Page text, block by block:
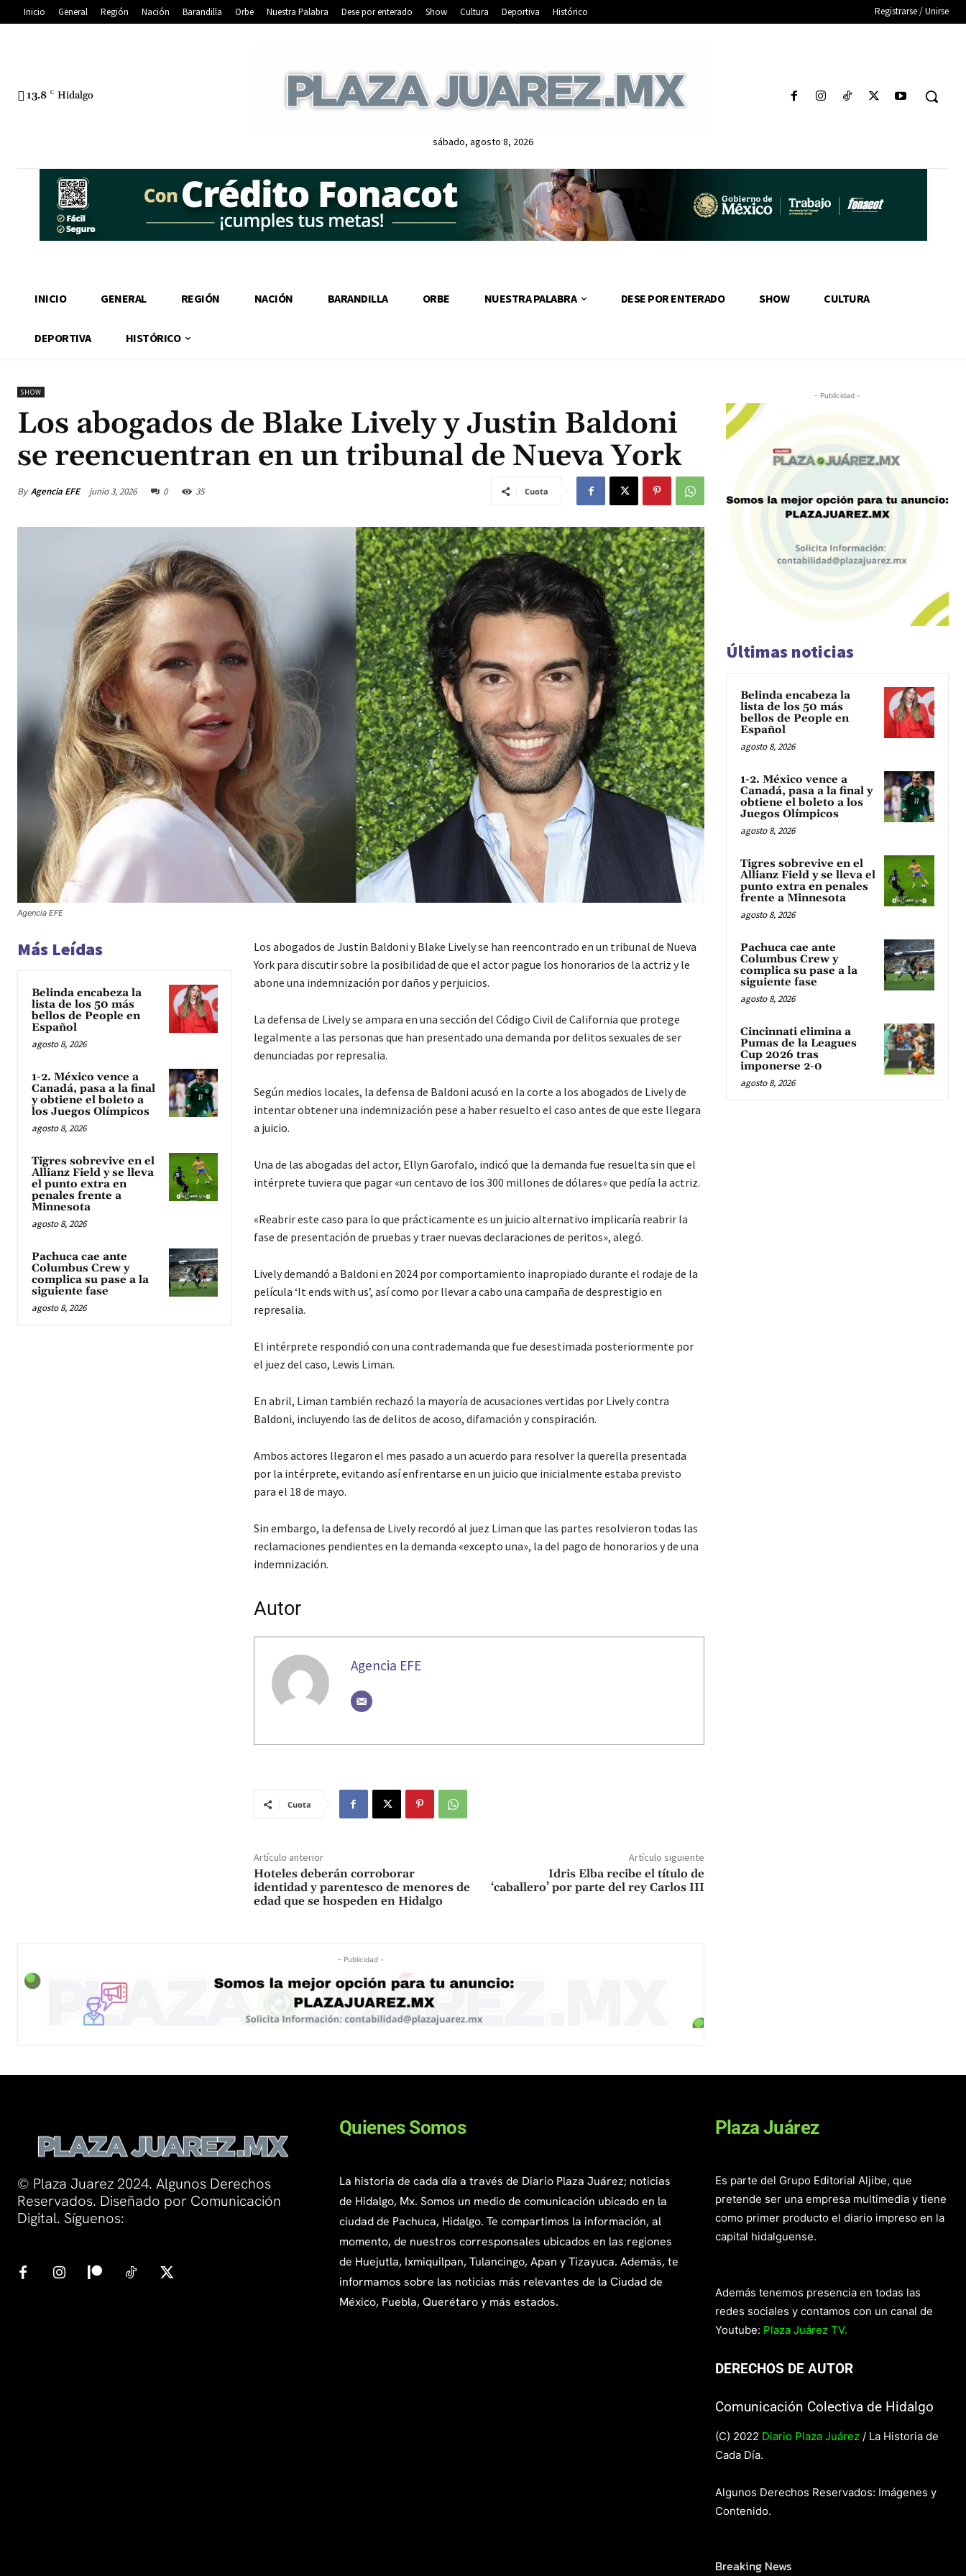
Inicio General Región Nación Barandilla Orbe Nuestra Palabra Dese por enterado Show Cultura Deportiva Histórico Registrarse / Unirse
13.8 C Hidalgo
sábado, agosto 8, 2026
INICIO GENERAL REGIÓN NACIÓN BARANDILLA ORBE NUESTRA PALABRA DESE POR ENTERADO SHOW CULTURA
DEPORTIVA HISTÓRICO
SHOW
Los abogados de Blake Lively y Justin Baldoni
se reencuentran en un tribunal de Nueva York
By Agencia EFE junio 3, 2026 0 35 Cuota
Agencia EFE
Más Leídas
Belinda encabeza la
lista de los 50 más
bellos de People en
Español
agosto 8, 2026
1-2. México vence a
Canadá, pasa a la final
y obtiene el boleto a
los Juegos Olímpicos
agosto 8, 2026
Tigres sobrevive en el
Allianz Field y se lleva
el punto extra en
penales frente a
Minnesota
agosto 8, 2026
Pachuca cae ante
Columbus Crew y
complica su pase a la
siguiente fase
agosto 8, 2026
Los abogados de Justin Baldoni y Blake Lively se han reencontrado en un tribunal de Nueva
York para discutir sobre la posibilidad de que el actor pague los honorarios de la actriz y le
abone una indemnización por daños y perjuicios.
La defensa de Lively se ampara en una sección del Código Civil de California que protege
legalmente a las personas que han presentado una demanda por delitos sexuales de ser
denunciadas por represalia.
Según medios locales, la defensa de Baldoni acusó en la corte a los abogados de Lively de
intentar obtener una indemnización pese a haber resuelto el caso antes de que este llegara
a juicio.
Una de las abogadas del actor, Ellyn Garofalo, indicó que la demanda fue resuelta sin que el
intérprete tuviera que pagar «un centavo de los 300 millones de dólares» que pedía la actriz.
«Reabrir este caso para lo que prácticamente es un juicio alternativo implicaría reabrir la
fase de presentación de pruebas y traer nuevas declaraciones de peritos», alegó.
Lively demandó a Baldoni en 2024 por comportamiento inapropiado durante el rodaje de la
película ‘It ends with us’, así como por llevar a cabo una campaña de desprestigio en
represalia.
El intérprete respondió con una contrademanda que fue desestimada posteriormente por
el juez del caso, Lewis Liman.
En abril, Liman también rechazó la mayoría de acusaciones vertidas por Lively contra
Baldoni, incluyendo las de delitos de acoso, difamación y conspiración.
Ambos actores llegaron el mes pasado a un acuerdo para resolver la querella presentada
por la intérprete, evitando así enfrentarse en un juicio que inicialmente estaba previsto
para el 18 de mayo.
Sin embargo, la defensa de Lively recordó al juez Liman que las partes resolvieron todas las
reclamaciones pendientes en la demanda «excepto una», la del pago de honorarios y de una
indemnización.
Autor
Agencia EFE
Cuota
Artículo anterior
Hoteles deberán corroborar
identidad y parentesco de menores de
edad que se hospeden en Hidalgo
Artículo siguiente
Idris Elba recibe el título de
‘caballero’ por parte del rey Carlos III
- Publicidad -
- Publicidad -
Últimas noticias
Belinda encabeza la
lista de los 50 más
bellos de People en
Español
agosto 8, 2026
1-2. México vence a
Canadá, pasa a la final y
obtiene el boleto a los
Juegos Olímpicos
agosto 8, 2026
Tigres sobrevive en el
Allianz Field y se lleva el
punto extra en penales
frente a Minnesota
agosto 8, 2026
Pachuca cae ante
Columbus Crew y
complica su pase a la
siguiente fase
agosto 8, 2026
Cincinnati elimina a
Pumas de la Leagues
Cup 2026 tras
imponerse 2-0
agosto 8, 2026
© Plaza Juarez 2024. Algunos Derechos
Reservados. Diseñado por Comunicación
Digital. Síguenos:
Quienes Somos
La historia de cada día a través de Diario Plaza Juárez; noticias
de Hidalgo, Mx. Somos un medio de comunicación ubicado en la
ciudad de Pachuca, Hidalgo. Te compartimos la información, al
momento, de nuestros corresponsales ubicados en las regiones
de Huejutla, Ixmiquilpan, Tulancingo, Apan y Tizayuca. Además, te
informamos sobre las noticias más relevantes de la Ciudad de
México, Puebla, Querétaro y más estados.
Plaza Juárez
Es parte del Grupo Editorial Aljibe, que
pretende ser una empresa multimedia y tiene
como primer producto el diario impreso en la
capital hidalguense.
Además tenemos presencia en todas las
redes sociales y contamos con un canal de
Youtube: Plaza Juárez TV.
DERECHOS DE AUTOR
Comunicación Colectiva de Hidalgo
(C) 2022 Diario Plaza Juárez / La Historia de
Cada Día.
Algunos Derechos Reservados: Imágenes y
Contenido.
Breaking News